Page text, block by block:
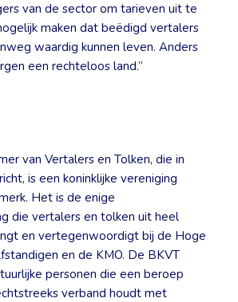
van de sector om tarieven uit te
maken dat beëdigd vertalers
waardig kunnen leven. Anders
een rechteloos land.”
van Vertalers en Tolken, die in
is een koninklijke vereniging
Het is de enige
die vertalers en tolken uit heel
en vertegenwoordigt bij de Hoge
en de KMO. De BKVT
personen die een beroep
verband houdt met